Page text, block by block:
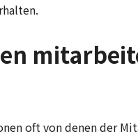
oft von denen der